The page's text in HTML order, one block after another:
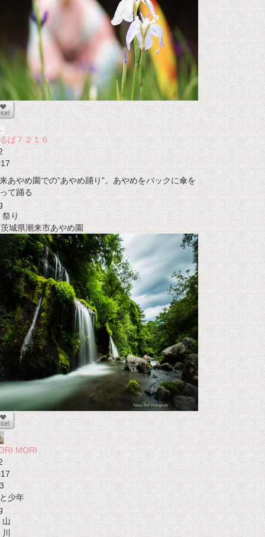
ぱ７２１６
あやめ園での”あやめ踊り”。あやめをバックに傘を
て踊る
祭り
城県潮来市あやめ園
MORI
3
少年
山
川